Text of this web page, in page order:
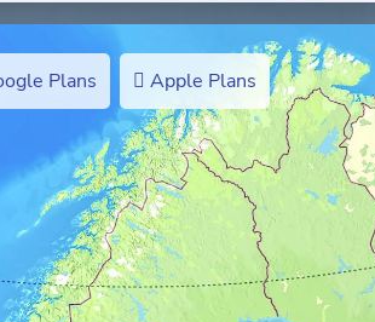
Plans  Apple Plans